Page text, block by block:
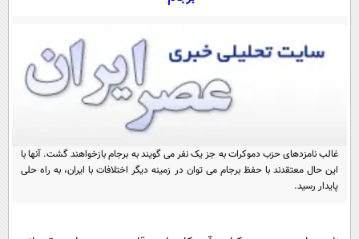
سلامت
یک برش دانایی
محیط زیست
سیاست خارجی
فرهنگ و هنر
فناوری و It
اخبار کریپتو
قرآن
سرگرمی
فیلم
غالب نامزدهای حزب دموکرات به جز یک نفر می گویند به برجام بازخواهند گشت. آنها با
این حال معتقدند با حفظ برجام می توان در زمینه دیگر اختلافات با ایران، به راه حلی
پایدار رسید.